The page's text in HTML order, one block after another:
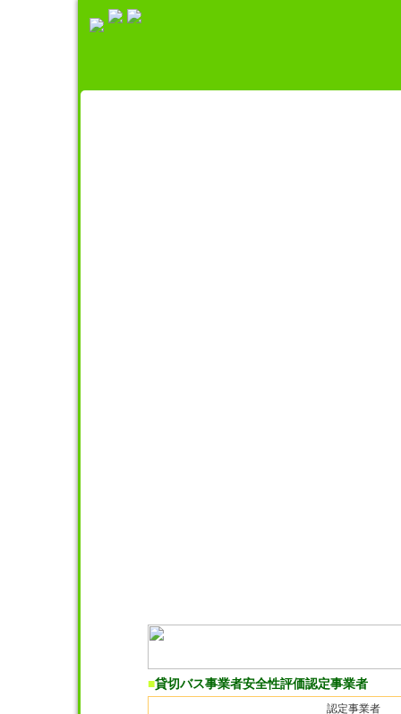
■貸切バス事業者安全性評価認定事業者
認定事業者